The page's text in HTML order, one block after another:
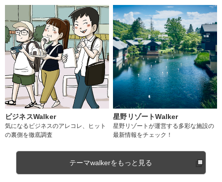
ビジネスWalker
気になるビジネスのアレコレ、ヒット
の裏側を徹底調査
星野リゾートWalker
星野リゾートが運営する多彩な施設の
最新情報をチェック！
テーマwalkerをもっと見る